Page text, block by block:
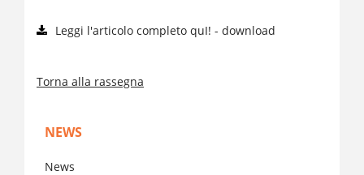
Leggi l'articolo completo quI! - download
Torna alla rassegna
NEWS
News